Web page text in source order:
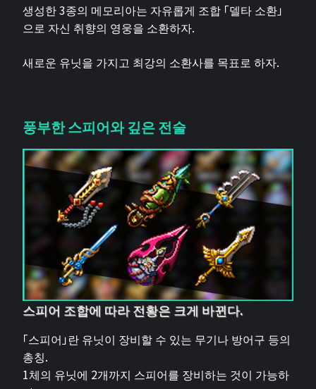
생성한 3종의 메모리아는 자유롭게 조합 「델타 소환」
으로 자신 취향의 영웅을 소환하자.
새로운 유닛을 가지고 최강의 소환사를 목표로 하자.
풍부한 스피어와 깊은 전술
스피어 조합에 따라 전황은 크게 바뀐다.
「스피어」란 유닛이 장비할 수 있는 무기나 방어구 등의
총칭.
1체의 유닛에 2개까지 스피어를 장비하는 것이 가능하